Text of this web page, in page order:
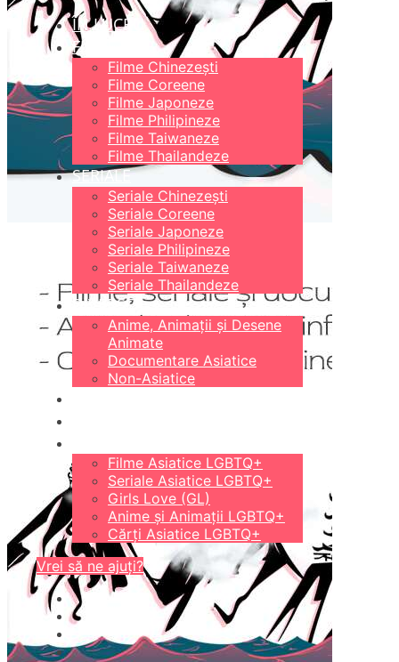
ÎN LUCRU
FILME
Filme Chinezești
Filme Coreene
Filme Japoneze
Filme Philipineze
Filme Taiwaneze
Filme Thailandeze
SERIALE
Seriale Chinezești
Seriale Coreene
Seriale Japoneze
Seriale Philipineze
Seriale Taiwaneze
Seriale Thailandeze
DIVERSE
Anime, Animații și Desene
Animate
Documentare Asiatice
Non-Asiatice
Filme Asiatice LGBTQ+
Seriale Asiatice LGBTQ+
Girls Love (GL)
Anime și Animații LGBTQ+
Cărți Asiatice LGBTQ+
Vrei să ne ajuți?